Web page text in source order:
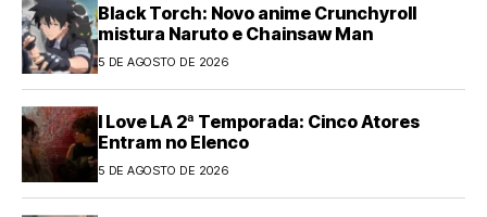
Black Torch: Novo anime Crunchyroll
mistura Naruto e Chainsaw Man
5 DE AGOSTO DE 2026
I Love LA 2ª Temporada: Cinco Atores
Entram no Elenco
5 DE AGOSTO DE 2026